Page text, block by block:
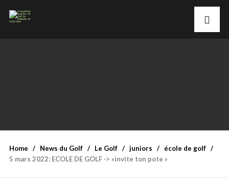
Home News du Golf Le Golf juniors
école de golf
5 mars 2022: ECOLE DE GOLF -> »invite ton pote »